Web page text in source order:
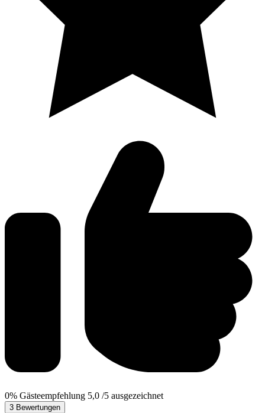
0% Gästeempfehlung 5,0 /5 ausgezeichnet
3 Bewertungen